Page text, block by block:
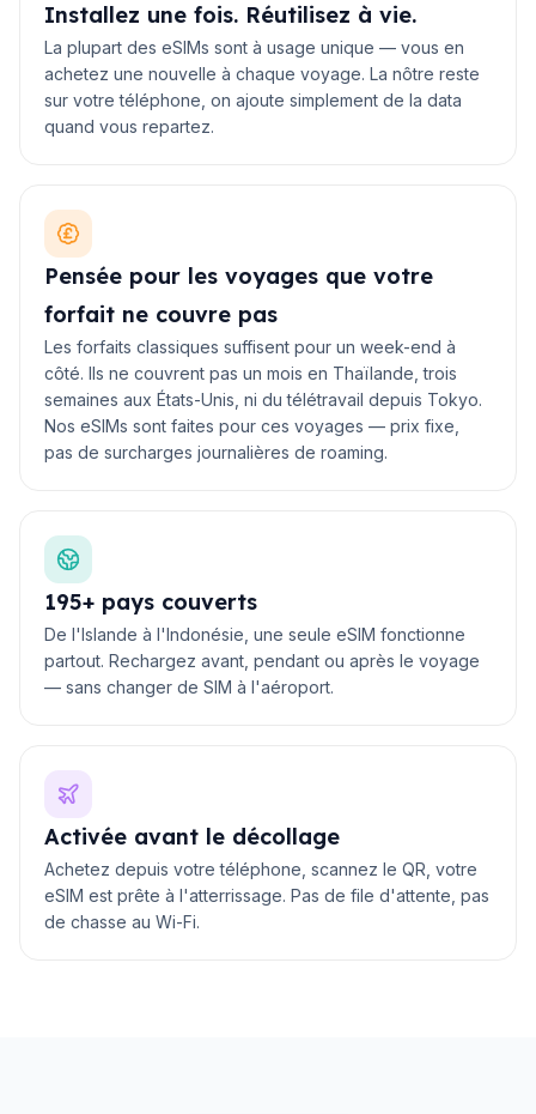
Installez une fois. Réutilisez à vie.
La plupart des eSIMs sont à usage unique — vous en
achetez une nouvelle à chaque voyage. La nôtre reste
sur votre téléphone, on ajoute simplement de la data
quand vous repartez.
Pensée pour les voyages que votre
forfait ne couvre pas
Les forfaits classiques suffisent pour un week-end à
côté. Ils ne couvrent pas un mois en Thaïlande, trois
semaines aux États-Unis, ni du télétravail depuis Tokyo.
Nos eSIMs sont faites pour ces voyages — prix fixe,
pas de surcharges journalières de roaming.
195+ pays couverts
De l'Islande à l'Indonésie, une seule eSIM fonctionne
partout. Rechargez avant, pendant ou après le voyage
— sans changer de SIM à l'aéroport.
Activée avant le décollage
Achetez depuis votre téléphone, scannez le QR, votre
eSIM est prête à l'atterrissage. Pas de file d'attente, pas
de chasse au Wi-Fi.